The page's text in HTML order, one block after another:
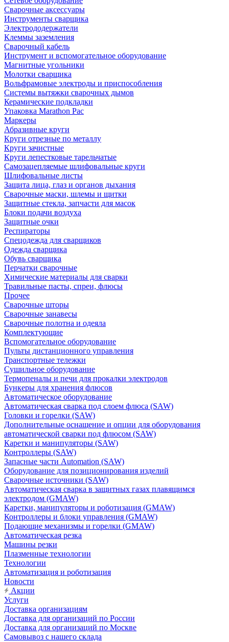
Сварочные аксессуары
Инструменты сварщика
Электрододержатели
Клеммы заземления
Сварочный кабель
Инструмент и вспомогательное оборудование
Магнитные угольники
Молотки сварщика
Вольфрамовые электроды и приспособления
Системы вытяжки сварочных дымов
Керамические подкладки
Упаковка Marathon Pac
Маркеры
Абразивные круги
Круги отрезные по металлу
Круги зачистные
Круги лепестковые тарельчатые
Самозацепляемые шлифовальные круги
Шлифовальные листы
Защита лица, глаз и органов дыхания
Сварочные маски, шлемы и щитки
Защитные стекла, запчасти для масок
Блоки подачи воздуха
Защитные очки
Респираторы
Спецодежда для сварщиков
Одежда сварщика
Обувь сварщика
Перчатки сварочные
Химические материалы для сварки
Травильные пасты, спреи, флюсы
Прочее
Сварочные шторы
Сварочные занавесы
Сварочные полотна и одеяла
Комплектующие
Вспомогательное оборудование
Пульты дистанционного управления
Транспортные тележки
Сушильное оборудование
Термопеналы и печи для прокалки электродов
Бункеры для хранения флюсов
Автоматическое оборудование
Автоматическая сварка под слоем флюса (SAW)
Головки и горелки (SAW)
Дополнительные оснащение и опции для оборудования
автоматической сварки под флюсом (SAW)
Каретки и манипуляторы (SAW)
Контроллеры (SAW)
Запасные части Automation (SAW)
Оборудование для позиционирования изделий
Сварочные источники (SAW)
Автоматическая сварка в защитных газах плавящимся
электродом (GMAW)
Каретки, манипуляторы и роботизация (GMAW)
Контроллеры и блоки управления (GMAW)
Подающие механизмы и горелки (GMAW)
Автоматическая резка
Машины резки
Плазменные технологии
Технологии
Автоматизация и роботизация
Новости
Акции
Услуги
Доставка организациям
Доставка для организаций по России
Доставка для организаций по Москве
Самовывоз с нашего склада